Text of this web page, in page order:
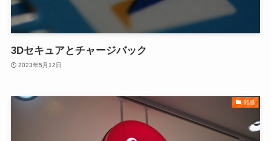
3Dセキュアとチャージバック
2023年5月12日
雑感